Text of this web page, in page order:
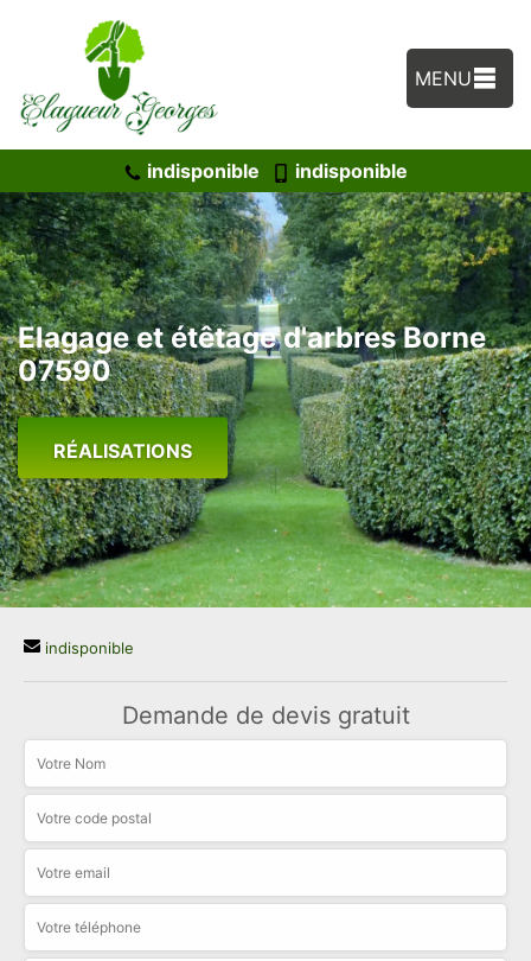
MENU
indisponible indisponible
Elagage et étêtage d'arbres Borne
07590
RÉALISATIONS
indisponible
Demande de devis gratuit